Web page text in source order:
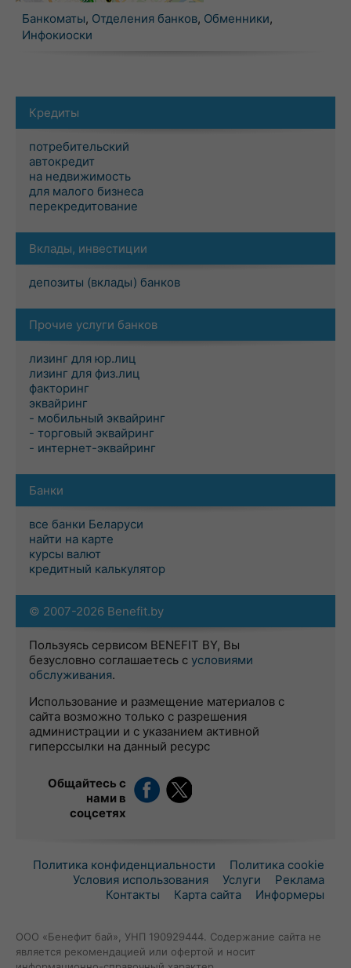
Банкоматы, Отделения банков, Обменники,
Инфокиоски
Кредиты
потребительский
автокредит
на недвижимость
для малого бизнеса
перекредитование
Вклады, инвестиции
депозиты (вклады) банков
Прочие услуги банков
лизинг для юр.лиц
лизинг для физ.лиц
факторинг
эквайринг
- мобильный эквайринг
- торговый эквайринг
- интернет-эквайринг
Банки
все банки Беларуси
найти на карте
курсы валют
кредитный калькулятор
© 2007-2026 Benefit.by
Пользуясь сервисом BENEFIT BY, Вы
безусловно соглашаетесь с условиями
обслуживания.
Использование и размещение материалов с
сайта возможно только с разрешения
администрации и с указанием активной
гиперссылки на данный ресурс
Общайтесь с
нами в
соцсетях
Политика конфиденциальности
Политика cookie
Условия использования
Услуги
Реклама
Контакты
Карта сайта Информеры
ООО «Бенефит бай», УНП 190929444. Содержание сайта не
является рекомендацией или офертой и носит